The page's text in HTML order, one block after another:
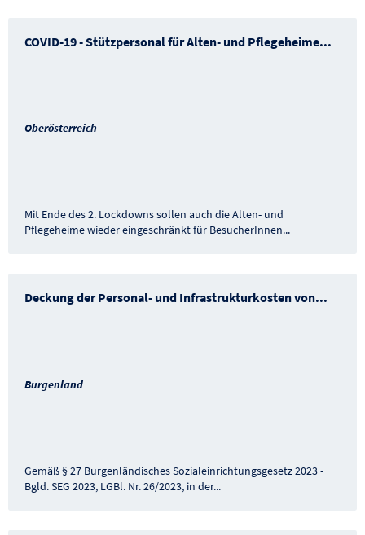
COVID-19 - Stützpersonal für Alten- und Pflegeheime...
Oberösterreich
Mit Ende des 2. Lockdowns sollen auch die Alten- und
Pflegeheime wieder eingeschränkt für BesucherInnen...
Deckung der Personal- und Infrastrukturkosten von...
Burgenland
Gemäß § 27 Burgenländisches Sozialeinrichtungsgesetz 2023 -
Bgld. SEG 2023, LGBl. Nr. 26/2023, in der...